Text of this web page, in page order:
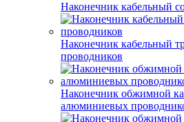
Наконечник кабельный
Наконечник кабельный
проводников
Наконечник обжимной
алюминиевых